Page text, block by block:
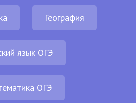
География
язык ОГЭ
ОГЭ